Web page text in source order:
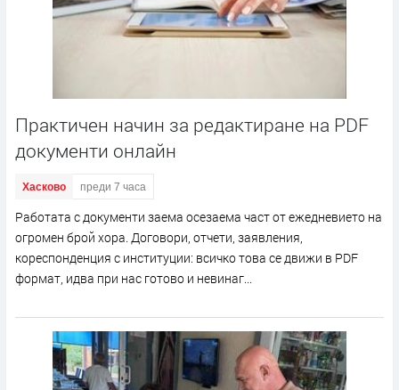
Практичен начин за редактиране на PDF
документи онлайн
Хасково преди 7 часа
Работата с документи заема осезаема част от ежедневието на
огромен брой хора. Договори, отчети, заявления,
кореспонденция с институции: всичко това се движи в PDF
формат, идва при нас готово и невинаг...